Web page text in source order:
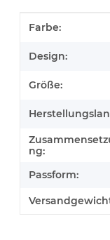
Wert
Farbe:
Design:
Größe:
ng:
Passform: